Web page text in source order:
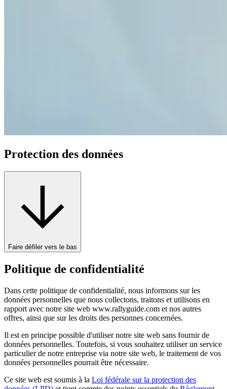
Protection des données
Faire défiler vers le bas
Politique de confidentialité
Dans cette politique de confidentialité, nous informons sur les
données personnelles que nous collectons, traitons et utilisons en
rapport avec notre site web www.rallyguide.com et nos autres
offres, ainsi que sur les droits des personnes concernées.
Il est en principe possible d'utiliser notre site web sans fournir de
données personnelles. Toutefois, si vous souhaitez utiliser un service
particulier de notre entreprise via notre site web, le traitement de vos
données personnelles pourrait être nécessaire.
Ce site web est soumis à la Loi fédérale sur la protection des